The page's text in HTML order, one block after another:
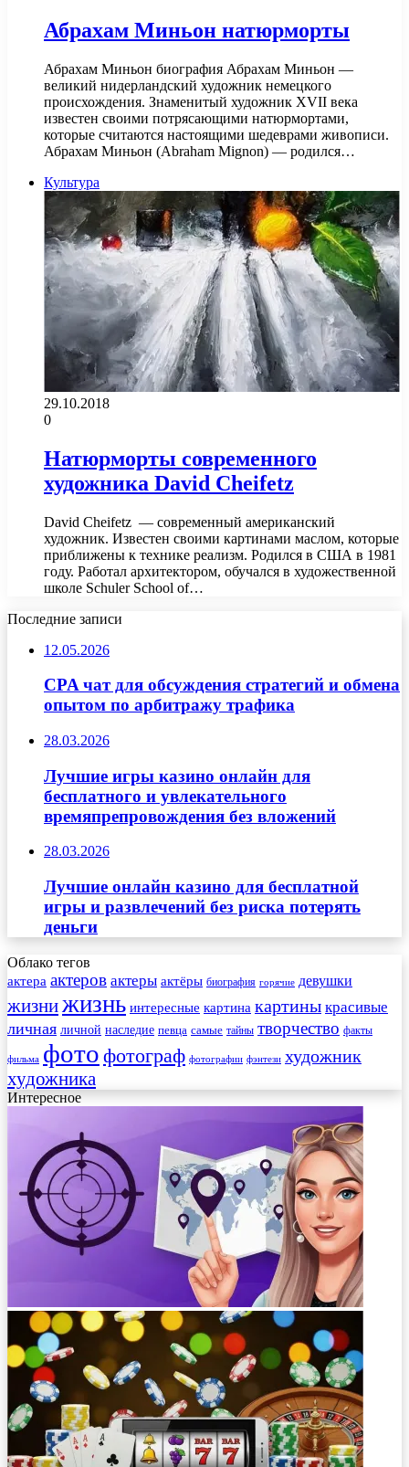
Абрахам Миньон натюрморты
Абрахам Миньон биография Абрахам Миньон —
великий нидерландский художник немецкого
происхождения. Знаменитый художник XVII века
известен своими потрясающими натюрмортами,
которые считаются настоящими шедеврами живописи.
Абрахам Миньон (Abraham Mignon) — родился…
Культура
29.10.2018
0
Натюрморты современного
художника David Cheifetz
David Cheifetz — современный американский
художник. Известен своими картинами маслом, которые
приближены к технике реализм. Родился в США в 1981
году. Работал архитектором, обучался в художественной
школе Schuler School of…
Последние записи
12.05.2026
CPA чат для обсуждения стратегий и обмена
опытом по арбитражу трафика
28.03.2026
Лучшие игры казино онлайн для
бесплатного и увлекательного
времяпрепровождения без вложений
28.03.2026
Лучшие онлайн казино для бесплатной
игры и развлечений без риска потерять
деньги
Облако тегов
актера актеров актеры актёры биография горячие девушки
жизнижизнь интересные картина картины красивые
личная личной наследие певца самые тайны творчество факты
фильма фото фотограф фотографии фэнтези художник
художника
Интересное